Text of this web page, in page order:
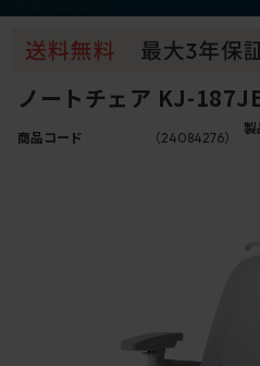
ノートチェア KJ-
商品コード （24084276）
製